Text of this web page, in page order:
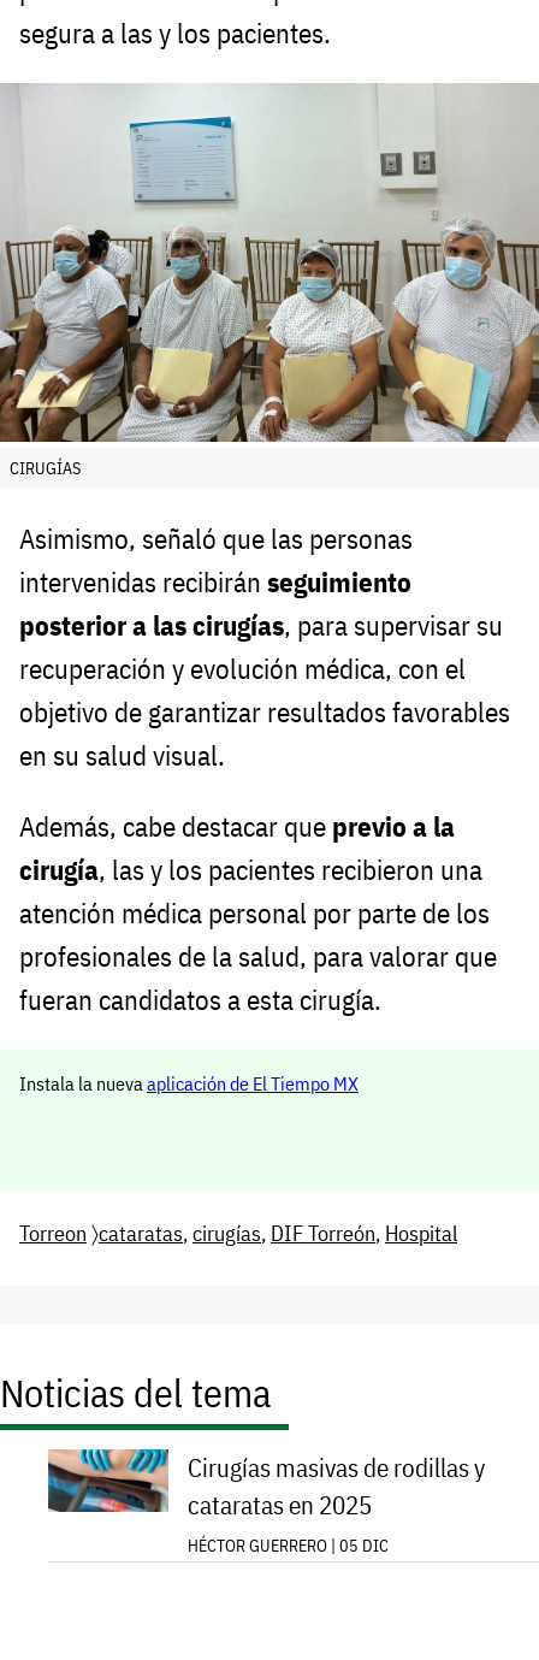
segura a las y los pacientes.
CIRUGÍAS
Asimismo, señaló que las personas
intervenidas recibirán seguimiento
posterior a las cirugías, para supervisar su
recuperación y evolución médica, con el
objetivo de garantizar resultados favorables
en su salud visual.
Además, cabe destacar que previo a la
cirugía, las y los pacientes recibieron una
atención médica personal por parte de los
profesionales de la salud, para valorar que
fueran candidatos a esta cirugía.
Instala la nuevaaplicación de El Tiempo MX
Torreon 〉cataratas,cirugías, DIF Torreón, Hospital
Noticias del tema
Cirugías masivas de rodillas y
cataratas en 2025
HÉCTOR GUERRERO | 05 DIC